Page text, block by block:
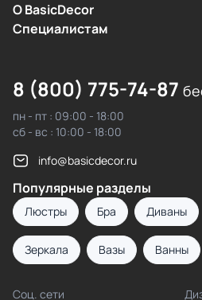
О BasicDecor
Cпециалистам
8 (800) 775-74-87
пн - пт : 09:00 - 18:00
сб - вс : 10:00 - 18:00
info@basicdecor.ru
Популярные разделы
Люстры Бра Диваны
Зеркала Вазы Ванны
Соц. сети